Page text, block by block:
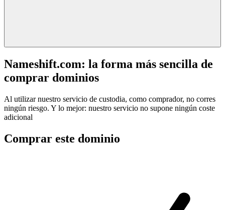
Nameshift.com: la forma más sencilla de
comprar dominios
Al utilizar nuestro servicio de custodia, como comprador, no corres
ningún riesgo. Y lo mejor: nuestro servicio no supone ningún coste
adicional
Comprar este dominio